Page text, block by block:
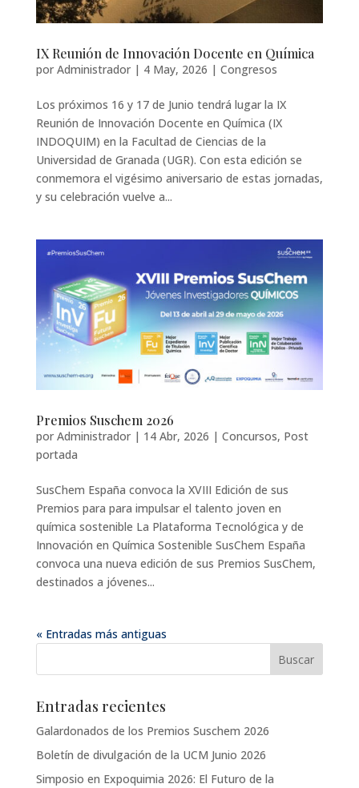
IX Reunión de Innovación Docente en Química
por Administrador| 4 May, 2026 | Congresos
Los próximos 16 y 17 de Junio tendrá lugar la IX
Reunión de Innovación Docente en Química (IX
INDOQUIM) en la Facultad de Ciencias de la
Universidad de Granada (UGR). Con esta edición se
conmemora el vigésimo aniversario de estas jornadas,
y su celebración vuelve a...
Premios Suschem 2026
por Administrador| 14 Abr, 2026 | Concursos, Post
portada
SusChem España convoca la XVIII Edición de sus
Premios para para impulsar el talento joven en
química sostenible La Plataforma Tecnológica y de
Innovación en Química Sostenible SusChem España
convoca una nueva edición de sus Premios SusChem,
destinados a jóvenes...
« Entradas más antiguas
Entradas recientes
Galardonados de los Premios Suschem 2026
Boletín de divulgación de la UCM Junio 2026
Simposio en Expoquimia 2026: El Futuro de la